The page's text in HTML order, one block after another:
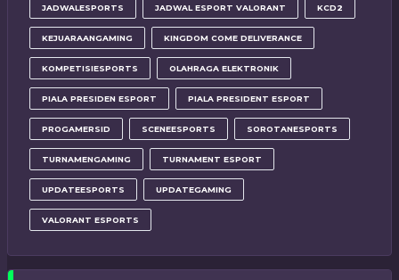
JADWALESPORTS JADWAL ESPORT VALORANT KCD2
KEJUARAANGAMING KINGDOM COME DELIVERANCE
KOMPETISIESPORTS OLAHRAGA ELEKTRONIK
PIALA PRESIDEN ESPORT PIALA PRESIDENT ESPORT
PROGAMERSID SCENEESPORTS SOROTANESPORTS
TURNAMENGAMING TURNAMENT ESPORT
UPDATEESPORTS UPDATEGAMING
VALORANT ESPORTS